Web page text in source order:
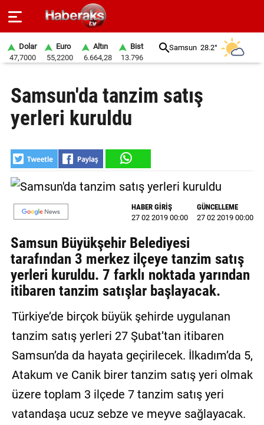
SPOR
YAŞAM
EKONOMİ
BELEDİYELER
SAĞLIK
EĞİTİM
GALERİ
YAZARLAR
BİZE
ULAŞIN
Künye
İletişim
Dolar
47,7000
Euro
55,2200
Altın
6.664,28
Bist
13.796
Samsun 28.2°
Samsun'da tanzim satış
yerleri kuruldu
HABER GİRİŞ
27 02 2019 00:00
GÜNCELLEME
27 02 2019 00:00
Samsun Büyükşehir Belediyesi
tarafından 3 merkez ilçeye tanzim satış
yerleri kuruldu. 7 farklı noktada yarından
itibaren tanzim satışlar başlayacak.
Türkiye’de birçok büyük şehirde uygulanan
tanzim satış yerleri 27 Şubat’tan itibaren
Samsun’da da hayata geçirilecek. İlkadım’da 5,
Atakum ve Canik birer tanzim satış yeri olmak
üzere toplam 3 ilçede 7 tanzim satış yeri
vatandaşa ucuz sebze ve meyve sağlayacak.